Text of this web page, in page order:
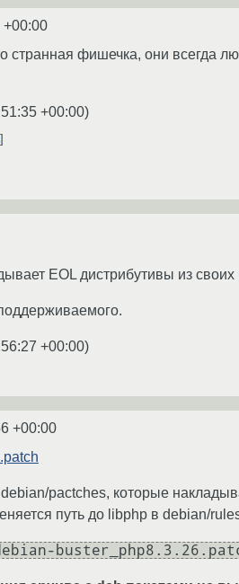
+00:00
странная фишечка, они всегда
+00:00)
EOL дистрибутивы из
+00:00)
+00:00
pactches, которые
путь до libphp в debian/